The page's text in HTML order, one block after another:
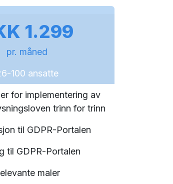
1.299
pr. måned
100 ansatte
for implementering av
trinn for trinn
til GDPR-Portalen
til GDPR-Portalen
maler